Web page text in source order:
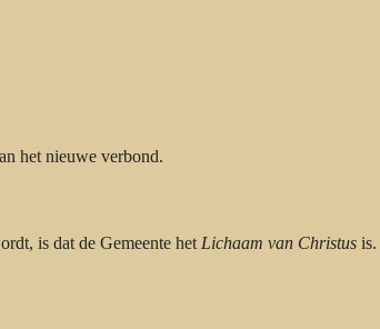
het nieuwe verbond.
is dat de Gemeente het Lichaam van Christus is.